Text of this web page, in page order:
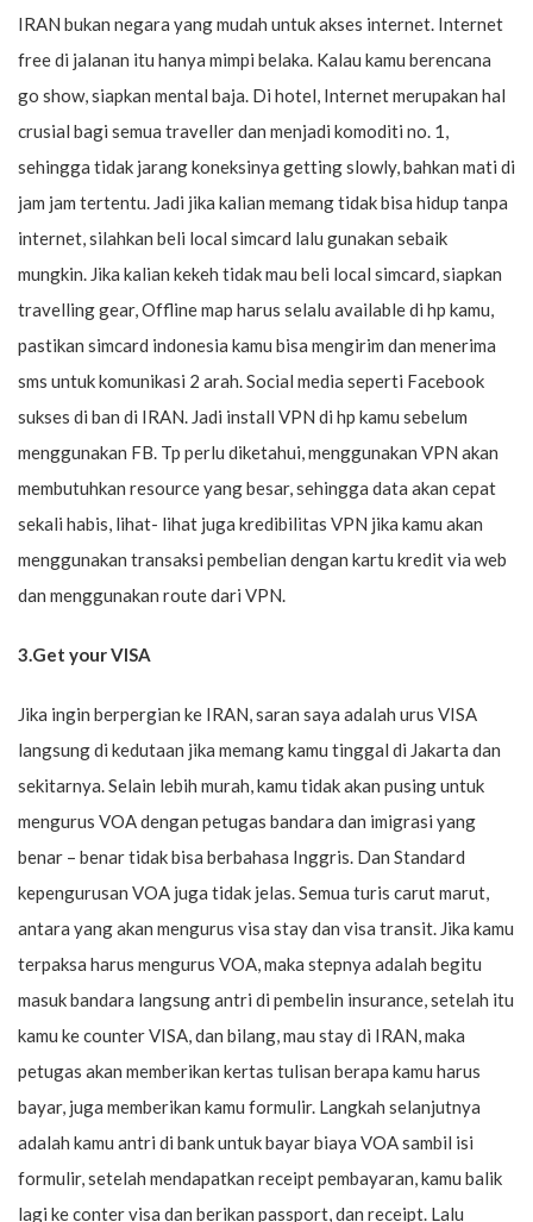
IRAN bukan negara yang mudah untuk akses internet. Internet
free di jalanan itu hanya mimpi belaka. Kalau kamu berencana
go show, siapkan mental baja. Di hotel, Internet merupakan hal
crusial bagi semua traveller dan menjadi komoditi no. 1,
sehingga tidak jarang koneksinya getting slowly, bahkan mati di
jam jam tertentu. Jadi jika kalian memang tidak bisa hidup tanpa
internet, silahkan beli local simcard lalu gunakan sebaik
mungkin. Jika kalian kekeh tidak mau beli local simcard, siapkan
travelling gear, Offline map harus selalu available di hp kamu,
pastikan simcard indonesia kamu bisa mengirim dan menerima
sms untuk komunikasi 2 arah. Social media seperti Facebook
sukses di ban di IRAN. Jadi install VPN di hp kamu sebelum
menggunakan FB. Tp perlu diketahui, menggunakan VPN akan
membutuhkan resource yang besar, sehingga data akan cepat
sekali habis, lihat- lihat juga kredibilitas VPN jika kamu akan
menggunakan transaksi pembelian dengan kartu kredit via web
dan menggunakan route dari VPN.
3.Get your VISA
Jika ingin berpergian ke IRAN, saran saya adalah urus VISA
langsung di kedutaan jika memang kamu tinggal di Jakarta dan
sekitarnya. Selain lebih murah, kamu tidak akan pusing untuk
mengurus VOA dengan petugas bandara dan imigrasi yang
benar – benar tidak bisa berbahasa Inggris. Dan Standard
kepengurusan VOA juga tidak jelas. Semua turis carut marut,
antara yang akan mengurus visa stay dan visa transit. Jika kamu
terpaksa harus mengurus VOA, maka stepnya adalah begitu
masuk bandara langsung antri di pembelin insurance, setelah itu
kamu ke counter VISA, dan bilang, mau stay di IRAN, maka
petugas akan memberikan kertas tulisan berapa kamu harus
bayar, juga memberikan kamu formulir. Langkah selanjutnya
adalah kamu antri di bank untuk bayar biaya VOA sambil isi
formulir, setelah mendapatkan receipt pembayaran, kamu balik
lagi ke conter visa dan berikan passport, dan receipt. Lalu